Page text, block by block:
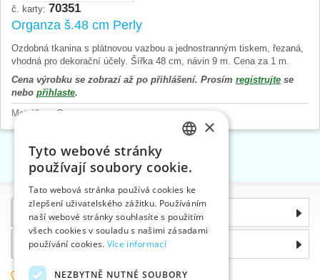
č. karty: 70351
Organza š.48 cm Perly
Ozdobná tkanina s plátnovou vazbou a jednostranným tiskem, řezaná,
vhodná pro dekorační účely. Šířka 48 cm, návin 9 m. Cena za 1 m.
Cena výrobku se zobrazí až po přihlášení. Prosím registrujte se
nebo přihlaste.
Metráže>Organzy
« 1 2
Informace
Proč si zvolit právě nás
ENGLISH
GERMAN
×
Tyto webové stránky
používají soubory cookie.
Tato webová stránka používá cookies ke
zlepšení uživatelského zážitku. Používáním
naší webové stránky souhlasíte s použitím
všech cookies v souladu s našimi zásadami
používání cookies. Více informací
NEZBYTNĚ NUTNÉ SOUBORY